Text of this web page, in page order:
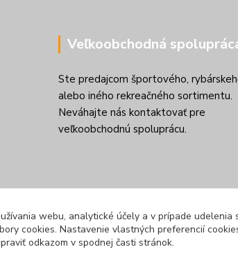
Veľkoobchodná
Ste predajcom športového,
alebo iného rekreačného sortimentu.
Neváhajte nás kontaktovať pre
veľkoobchodnú spoluprácu.
webu, analytické účely a v prípade udelenia
cookies. Nastavenie vlastných preferencií
odkazom v spodnej časti stránok.